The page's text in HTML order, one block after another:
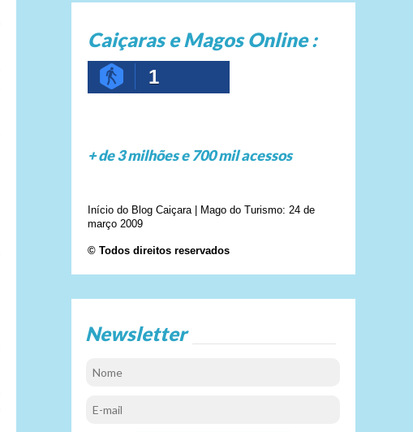
Caiçaras e Magos Online :
1
+ de 3 milhões e 700 mil acessos
Início do Blog Caiçara | Mago do Turismo: 24 de
março 2009
© Todos direitos reservados
Newsletter